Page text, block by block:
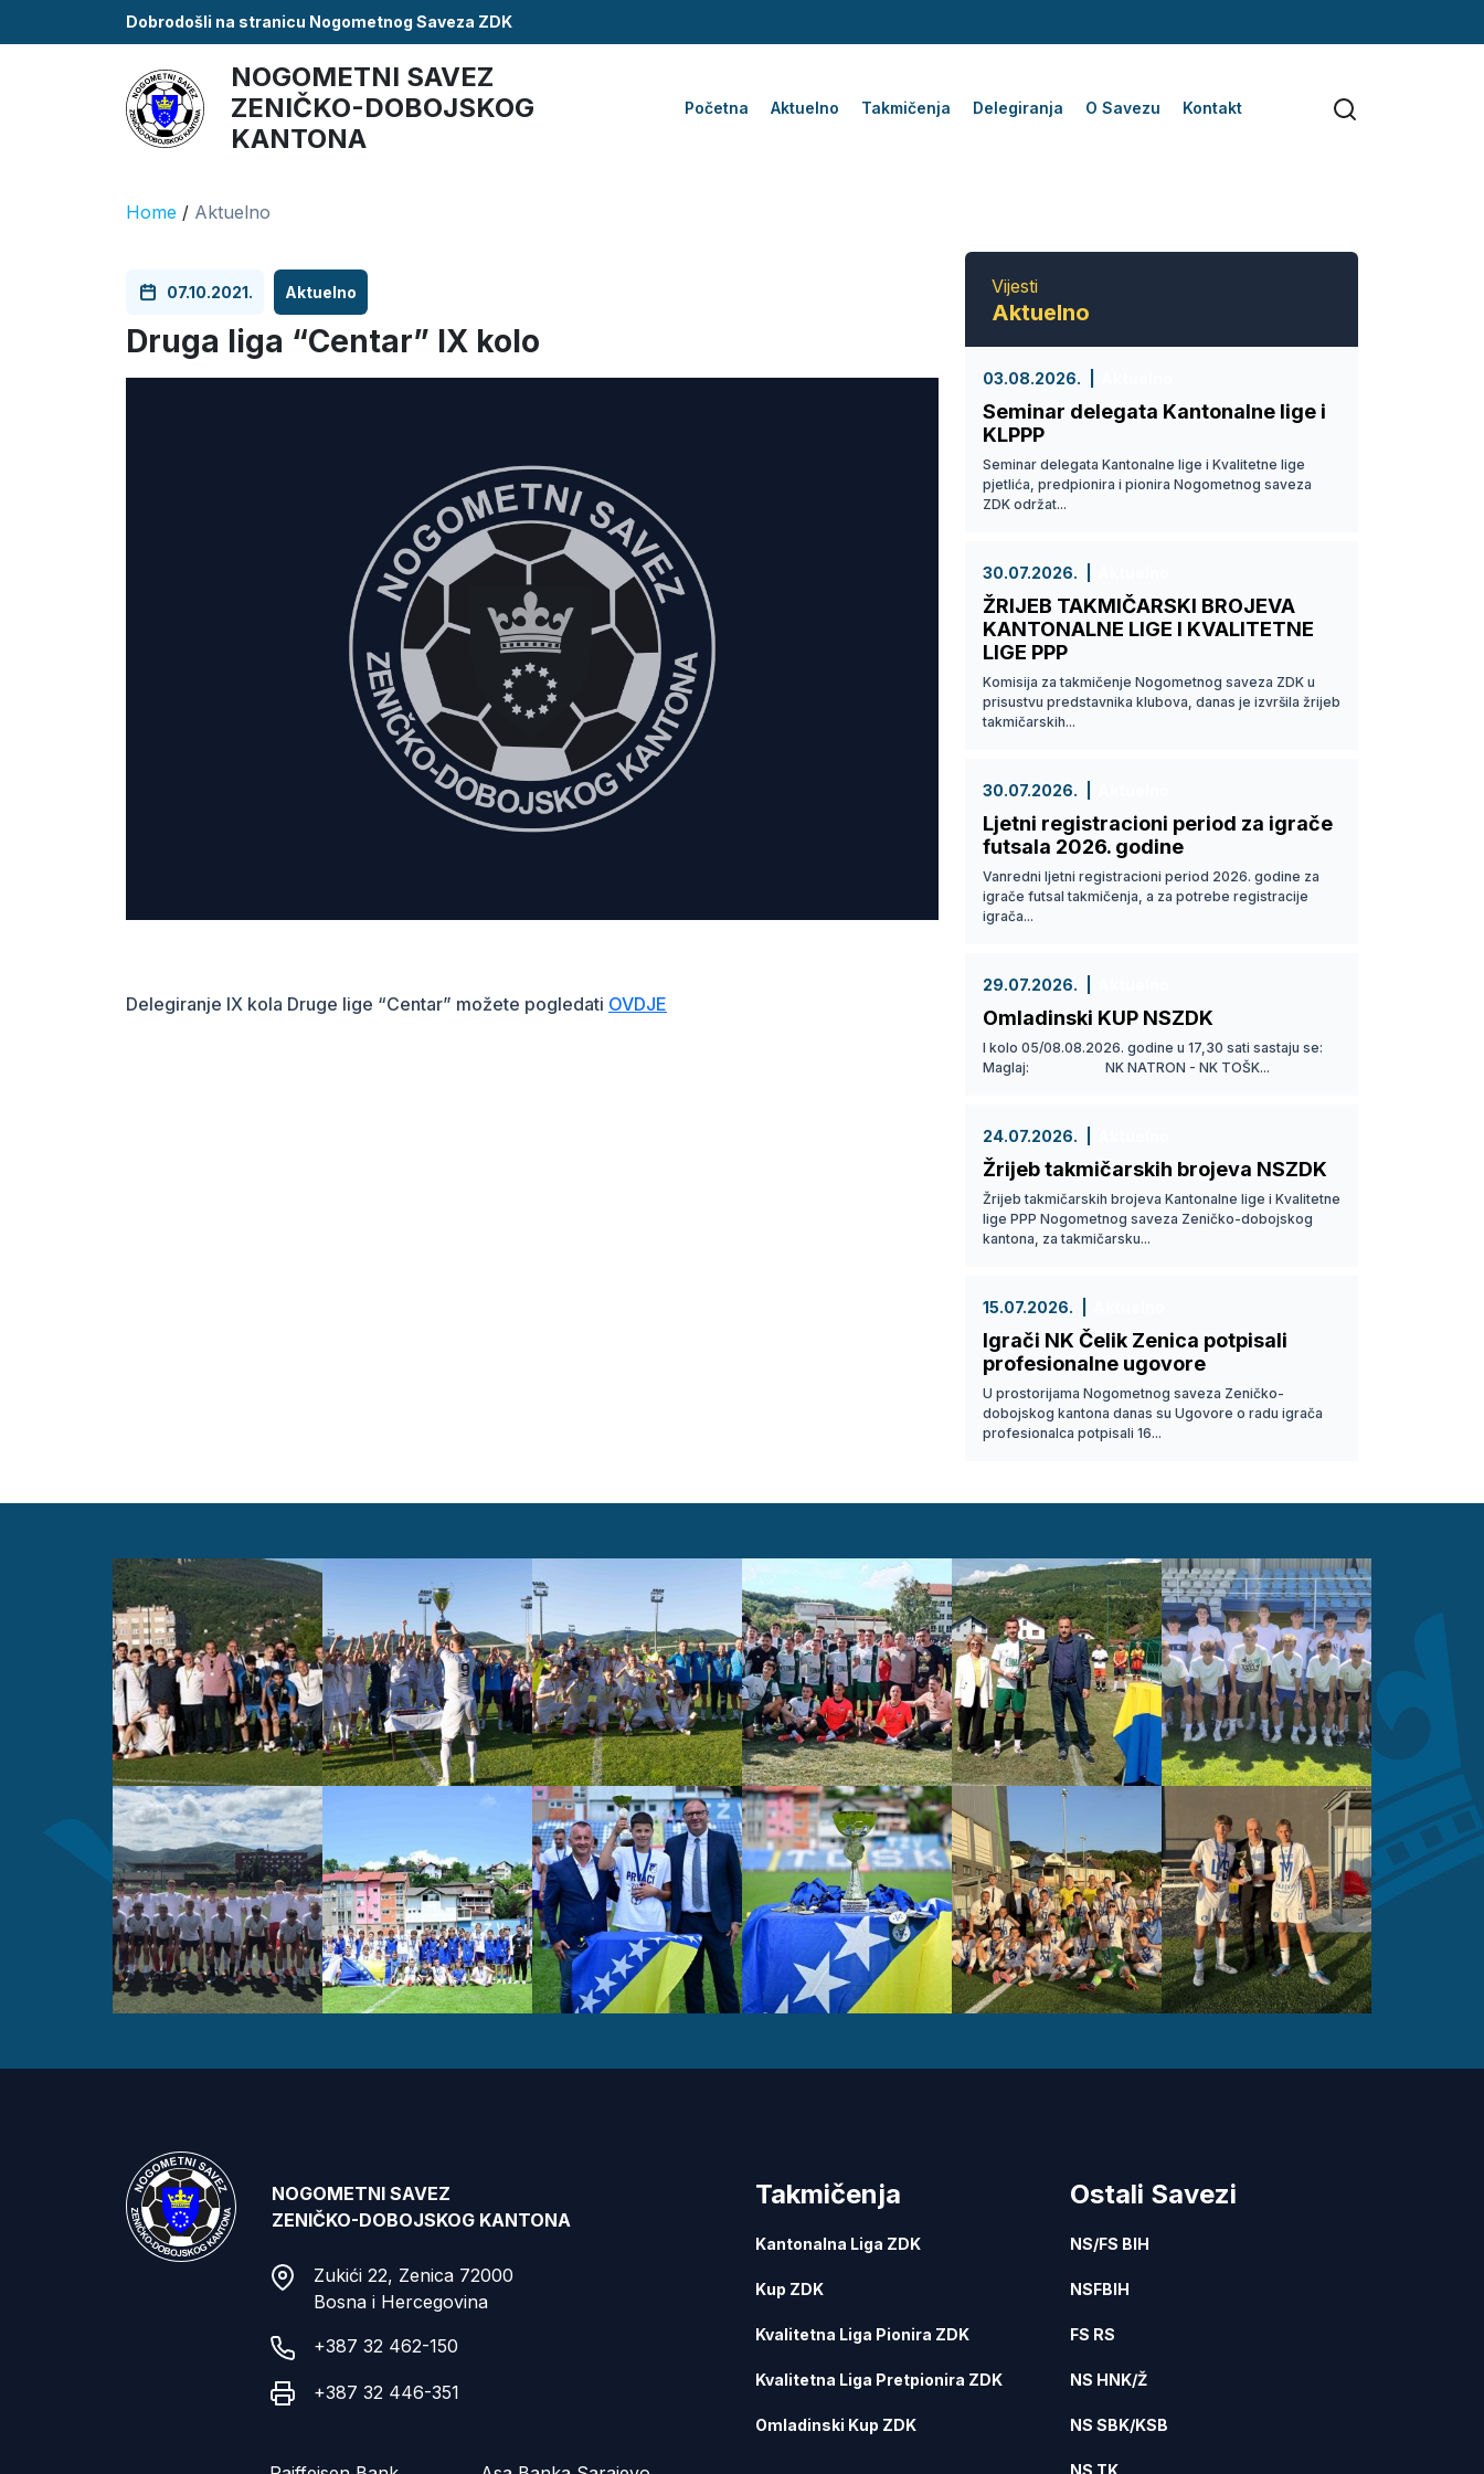
Dobrodošli na stranicu Nogometnog Saveza ZDK
NOGOMETNI SAVEZ
ZENIČKO-DOBOJSKOG
KANTONA
Početna Aktuelno Takmičenja Delegiranja O Savezu Kontakt
Home / Aktuelno
07.10.2021. Aktuelno
Druga liga “Centar” IX kolo
Delegiranje IX kola Druge lige “Centar” možete pogledati OVDJE
Vijesti
Aktuelno
03.08.2026.
Seminar delegata Kantonalne lige i
KLPPP
Seminar delegata Kantonalne lige i Kvalitetne lige
pjetlića, predpionira i pionira Nogometnog saveza
ZDK održat...
30.07.2026.
ŽRIJEB TAKMIČARSKI BROJEVA
KANTONALNE LIGE I KVALITETNE
LIGE PPP
Komisija za takmičenje Nogometnog saveza ZDK u
prisustvu predstavnika klubova, danas je izvršila žrijeb
takmičarskih...
30.07.2026.
Ljetni registracioni period za igrače
futsala 2026. godine
Vanredni ljetni registracioni period 2026. godine za
igrače futsal takmičenja, a za potrebe registracije
igrača...
29.07.2026.
Omladinski KUP NSZDK
I kolo 05/08.08.2026. godine u 17,30 sati sastaju se:
Maglaj: NK NATRON - NK TOŠK...
24.07.2026.
Žrijeb takmičarskih brojeva NSZDK
Žrijeb takmičarskih brojeva Kantonalne lige i Kvalitetne
lige PPP Nogometnog saveza Zeničko-dobojskog
kantona, za takmičarsku...
15.07.2026.
Igrači NK Čelik Zenica potpisali
profesionalne ugovore
U prostorijama Nogometnog saveza Zeničko-
dobojskog kantona danas su Ugovore o radu igrača
profesionalca potpisali 16...
NOGOMETNI SAVEZ
ZENIČKO-DOBOJSKOG KANTONA
Zukići 22, Zenica 72000
Bosna i Hercegovina
+387 32 462-150
+387 32 446-351
Takmičenja
Kantonalna Liga ZDK
Kup ZDK
Kvalitetna Liga Pionira ZDK
Kvalitetna Liga Pretpionira ZDK
Omladinski Kup ZDK
Ostali Savezi
NS/FS BIH
NSFBIH
FS RS
NS HNK/Ž
NS SBK/KSB
NS TK